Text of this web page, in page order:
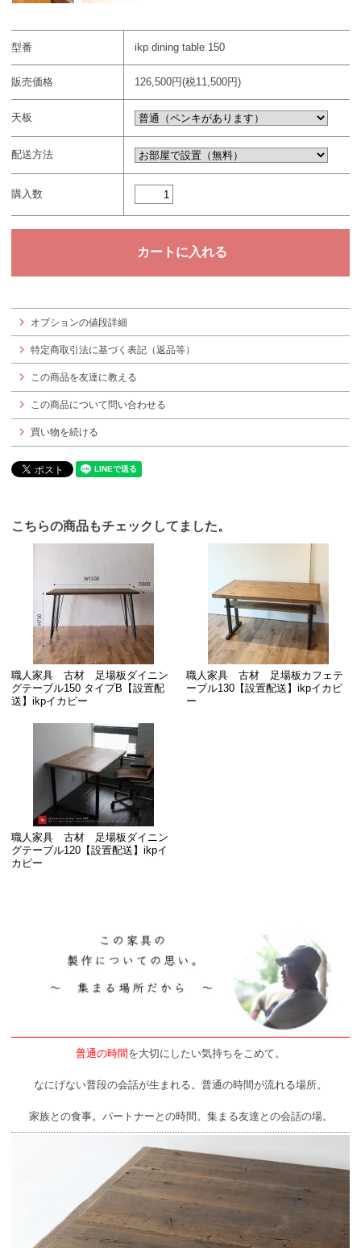
型番 ikp dining table 150
販売価格 126,500円(税11,500円)
天板
配送方法
購入数
オプションの値段詳細
特定商取引法に基づく表記（返品等）
この商品を友達に教える
この商品について問い合わせる
買い物を続ける
こちらの商品もチェックしてました。
職人家具 古材 足場板ダイニン
グテーブル150 タイプB【設置配
送】ikpイカピー
職人家具 古材 足場板カフェテ
ーブル130【設置配送】ikpイカピ
ー
職人家具 古材 足場板ダイニン
グテーブル120【設置配送】ikpイ
カピー
普通の時間を大切にしたい気持ちをこめて。
なにげない普段の会話が生まれる。普通の時間が流れる場所。
家族との食事。パートナーとの時間。集まる友達との会話の場。